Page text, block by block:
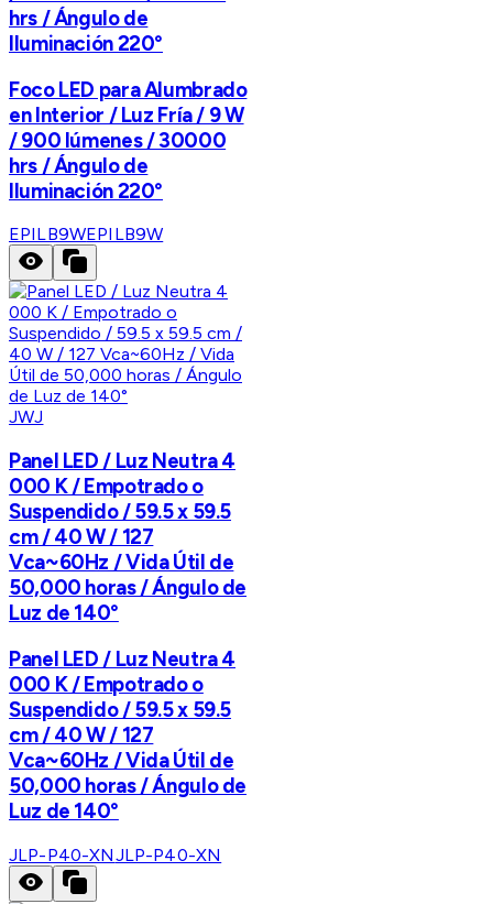
hrs / Ángulo de
Iluminación 220°
Foco LED para Alumbrado
en Interior / Luz Fría / 9 W
/ 900 lúmenes / 30000
hrs / Ángulo de
Iluminación 220°
EPILB9WEPILB9W
JWJ
Panel LED / Luz Neutra 4
000 K / Empotrado o
Suspendido / 59.5 x 59.5
cm / 40 W / 127
Vca~60Hz / Vida Útil de
50,000 horas / Ángulo de
Luz de 140°
Panel LED / Luz Neutra 4
000 K / Empotrado o
Suspendido / 59.5 x 59.5
cm / 40 W / 127
Vca~60Hz / Vida Útil de
50,000 horas / Ángulo de
Luz de 140°
JLP-P40-XNJLP-P40-XN